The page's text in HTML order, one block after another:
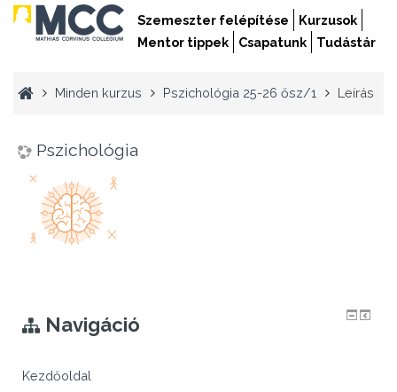
Szemeszter felépítése
Kurzusok
Mentor tippek
Csapatunk Tudástár
Minden kurzus Pszichológia 25-26 ősz/1 Leírás
Pszichológia
Navigáció
Kezdőoldal